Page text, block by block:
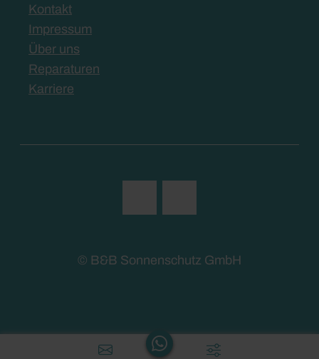
Kontakt
Impressum
Über uns
Reparaturen
Karriere
© B&B Sonnenschutz GmbH